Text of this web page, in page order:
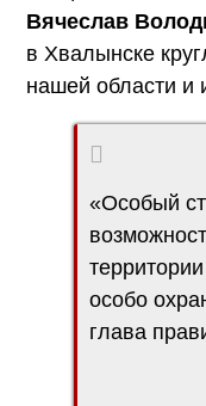
Вячеслав
в Хвалынске
нашей области и
«Особый
особо
глава